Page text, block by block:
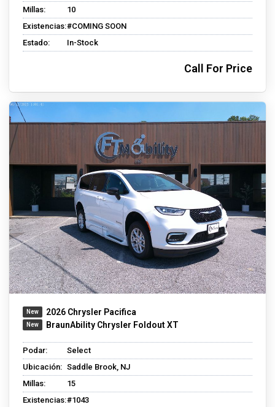
Millas:
10
Existencias:#COMING SOON
Estado:
In-Stock
Call For Price
2026 Chrysler Pacifica
BraunAbility Chrysler Foldout XT
Podar:
Select
Ubicación: Saddle Brook, NJ
Millas:
15
Existencias:#1043